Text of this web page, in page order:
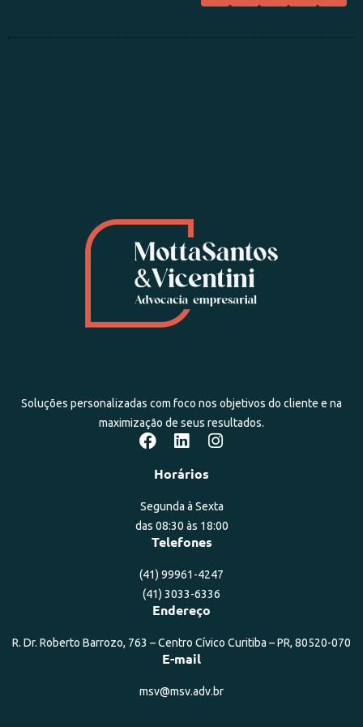
Soluções personalizadas com foco nos objetivos do cliente e na
maximização de seus resultados.
Horários
Segunda à Sexta
das 08:30 às 18:00
Telefones
(41) 99961-4247
(41) 3033-6336
Endereço
R. Dr. Roberto Barrozo, 763 – Centro Cívico Curitiba – PR, 80520-070
E-mail
msv@msv.adv.br